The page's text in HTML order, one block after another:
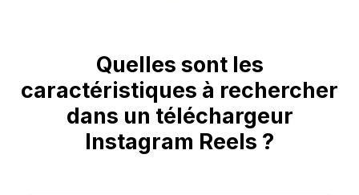
Quelles sont les
caractéristiques à rechercher
dans un téléchargeur
Instagram Reels ?